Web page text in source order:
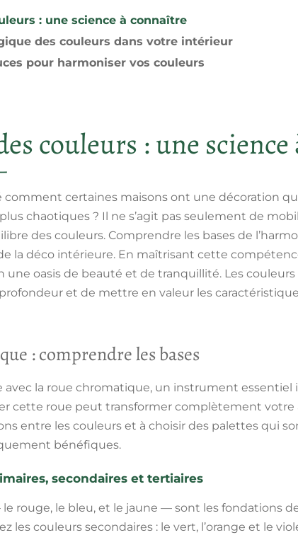
: une science à connaître
des couleurs dans votre intérieur
pour harmoniser vos couleurs
couleurs : une
comment certaines maisons ont une décoration
chaotiques ? Il ne s’agit pas seulement de
des couleurs. Comprendre les bases de
la déco intérieure. En maîtrisant cette
une oasis de beauté et de tranquillité. Les
et de mettre en valeur les
: comprendre les bases
la roue chromatique, un instrument essentiel
cette roue peut transformer complètement votre
entre les couleurs et à choisir des palettes qui
bénéfiques.
secondaires et tertiaires
rouge, le bleu, et le jaune — sont les fondations
les couleurs secondaires : le vert, l’orange et le